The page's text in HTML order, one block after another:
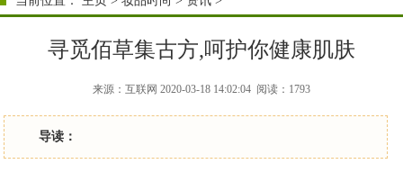
寻觅佰草集古方,呵护你健康肌肤
来源：互联网 2020-03-18 14:02:04 阅读：1793
导读：